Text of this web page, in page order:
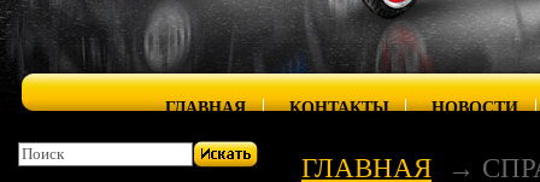
ГЛАВНАЯ КОНТАКТЫ НОВОСТИ
ГЛАВНАЯ